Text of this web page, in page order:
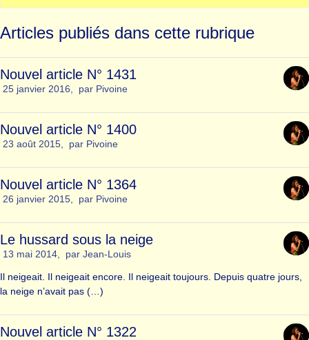
Articles publiés dans cette rubrique
Nouvel article N° 1431
25 janvier 2016, par Pivoine
Nouvel article N° 1400
23 août 2015, par Pivoine
Nouvel article N° 1364
26 janvier 2015, par Pivoine
Le hussard sous la neige
13 mai 2014, par Jean-Louis
Il neigeait. Il neigeait encore. Il neigeait toujours. Depuis quatre jours,
la neige n’avait pas (…)
Nouvel article N° 1322